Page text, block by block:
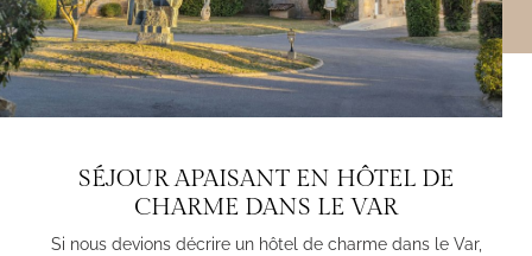
SÉJOUR APAISANT EN HÔTEL DE
CHARME DANS LE VAR
Si nous devions décrire un hôtel de charme dans le Var,